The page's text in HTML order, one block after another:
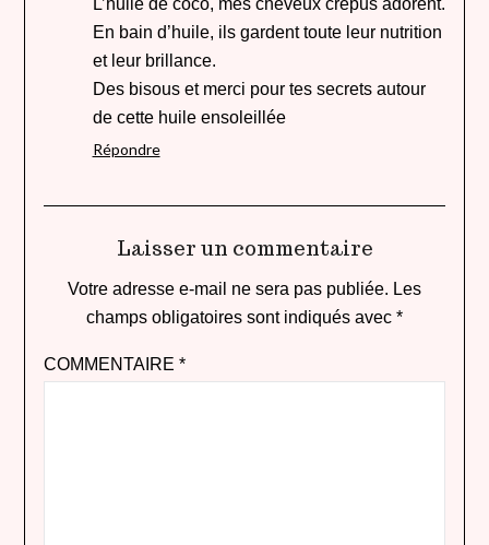
L’huile de coco, mes cheveux crépus adorent.
En bain d’huile, ils gardent toute leur nutrition
et leur brillance.
Des bisous et merci pour tes secrets autour
de cette huile ensoleillée
Répondre
Laisser un commentaire
Votre adresse e-mail ne sera pas publiée. Les
champs obligatoires sont indiqués avec *
COMMENTAIRE *